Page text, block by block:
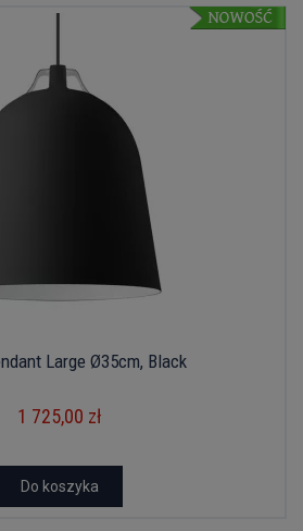
Large Ø35cm, Black
1 725,00 zł
Do koszyka